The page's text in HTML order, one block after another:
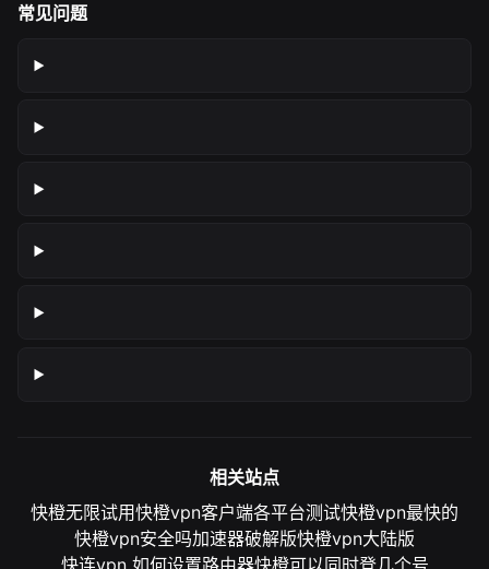
常见问题
相关站点
快橙无限试用快橙vpn客户端各平台测试快橙vpn最快的
快橙vpn安全吗加速器破解版快橙vpn大陆版
快连vpn 如何设置路由器快橙可以同时登几个号